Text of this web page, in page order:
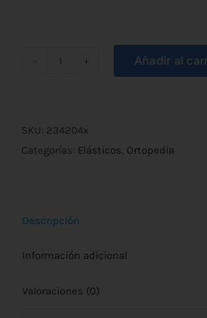
Compresión
cantidad
Añadir al
SKU: 234204x
Categorías: Elásticos, Ortopedia
Descripción
Información adicional
Valoraciones (0)